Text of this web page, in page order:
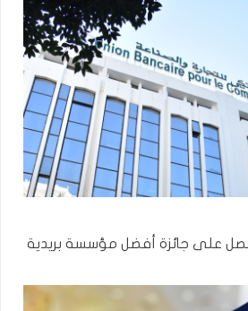
على جائزة أفضل مؤسسة بريدية